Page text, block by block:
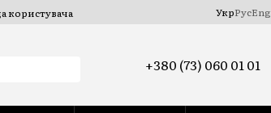
користувача
УкрРусEng
+380 (73) 060 01 01